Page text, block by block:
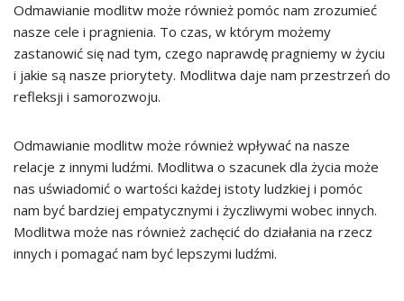
Odmawianie modlitw może również pomóc nam zrozumieć
nasze cele i pragnienia. To czas, w którym możemy
zastanowić się nad tym, czego naprawdę pragniemy w życiu
i jakie są nasze priorytety. Modlitwa daje nam przestrzeń do
refleksji i samorozwoju.
Odmawianie modlitw może również wpływać na nasze
relacje z innymi ludźmi. Modlitwa o szacunek dla życia może
nas uświadomić o wartości każdej istoty ludzkiej i pomóc
nam być bardziej empatycznymi i życzliwymi wobec innych.
Modlitwa może nas również zachęcić do działania na rzecz
innych i pomagać nam być lepszymi ludźmi.